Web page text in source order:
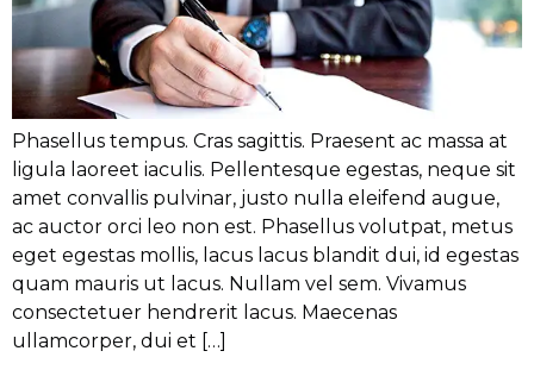
Phasellus tempus. Cras sagittis. Praesent ac massa at
ligula laoreet iaculis. Pellentesque egestas, neque sit
amet convallis pulvinar, justo nulla eleifend augue,
ac auctor orci leo non est. Phasellus volutpat, metus
eget egestas mollis, lacus lacus blandit dui, id egestas
quam mauris ut lacus. Nullam vel sem. Vivamus
consectetuer hendrerit lacus. Maecenas
ullamcorper, dui et […]